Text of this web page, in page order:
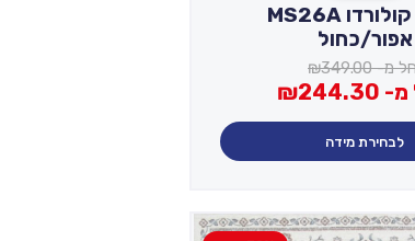
שטיח קולורדו MS26A
אפור/כחול
מ- ₪349.00
מ- ₪244.30
לבחירת מידה